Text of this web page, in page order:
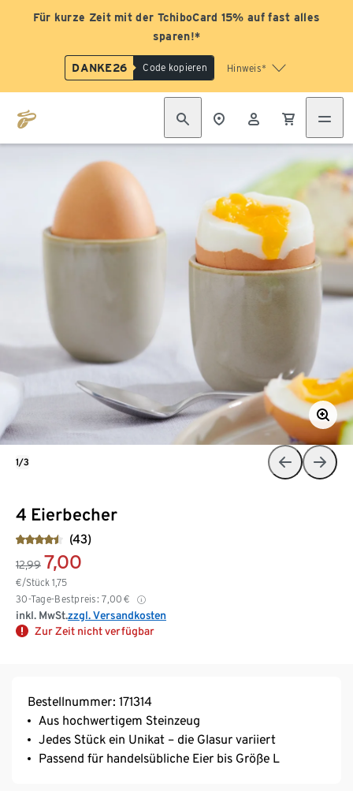
Für kurze Zeit mit der TchiboCard 15% auf fast alles
sparen!*
DANKE26 Code kopieren Hinweis*
4 Eierbecher
(43)
12,99 7,00
€/Stück 1,75
30-Tage-Bestpreis: 7,00 €
inkl. MwSt.zzgl. Versandkosten
Zur Zeit nicht verfügbar
1/3
Bestellnummer: 171314
Aus hochwertigem Steinzeug
Jedes Stück ein Unikat – die Glasur variiert
Passend für handelsübliche Eier bis Größe L